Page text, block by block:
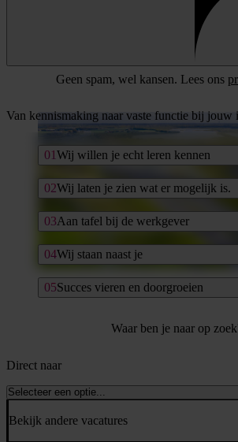
Geen spam, wel kansen. Lees ons
Van kennismaking naar vaste functie bij jouw
Wij willen je echt leren kennen
Wij laten je zien wat er mogelijk is.
Aan tafel bij de werkgever
Wij staan naast je
Succes vieren en doorgroeien
Waar ben je naar op
Direct naar
Selecteer een optie...
Bekijk andere vacatures